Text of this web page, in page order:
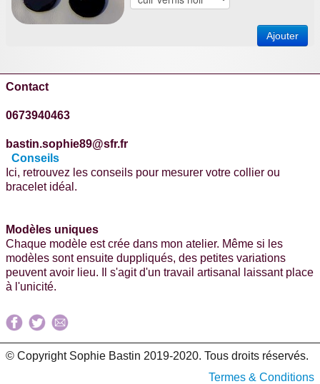
Ajouter
Contact
0673940463
bastin.sophie89@sfr.fr
Conseils
Ici, retrouvez les conseils pour mesurer votre collier ou
bracelet idéal.
Modèles uniques
Chaque modèle est crée dans mon atelier. Même si les
modèles sont ensuite duppliqués, des petites variations
peuvent avoir lieu. Il s'agit d'un travail artisanal laissant place
à l'unicité.
© Copyright Sophie Bastin 2019-2020. Tous droits réservés.
Termes & Conditions